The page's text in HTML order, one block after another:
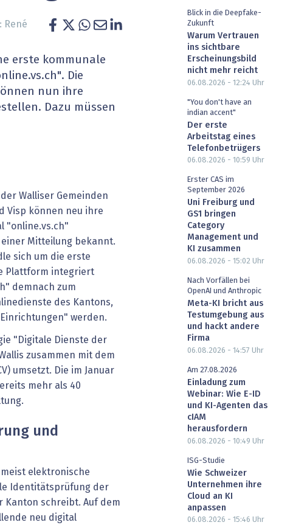
Services & Co.
Artificial Intelligence
Fintech & Insurtech
Professional AV & Digital Signage
René
erste kommunale
Die
nun ihre
Dazu müssen
Walliser Gemeinden
Visp können neu ihre
"online.vs.ch"
Mitteilung bekannt.
sich um die erste
Plattform integriert
demnach zum
des Kantons,
werden.
"Digitale Dienste der
zusammen mit dem
umsetzt. Die im Januar
mehr als 40
und
elektronische
Identitätsprüfung der
schreibt. Auf dem
neu digital
Blick in die Deepfake-
Zukunft
Warum Vertrauen
ins sichtbare
Erscheinungsbild
nicht mehr reicht
06.08.2026 - 12:24 Uhr
"You don't have an
indian accent"
Der erste
Arbeitstag eines
Telefonbetrügers
06.08.2026 - 10:59 Uhr
Erster CAS im
September 2026
Uni Freiburg und
GS1 bringen
Category
Management und
KI zusammen
06.08.2026 - 15:02 Uhr
Nach Vorfällen bei
OpenAI und Anthropic
Meta-KI bricht aus
Testumgebung aus
und hackt andere
Firma
06.08.2026 - 14:57 Uhr
Am 27.08.2026
Einladung zum
Webinar: Wie E-ID
und KI-Agenten das
cIAM
herausfordern
06.08.2026 - 10:49 Uhr
ISG-Studie
Wie Schweizer
Unternehmen ihre
Cloud an KI
anpassen
06.08.2026 - 15:46 Uhr